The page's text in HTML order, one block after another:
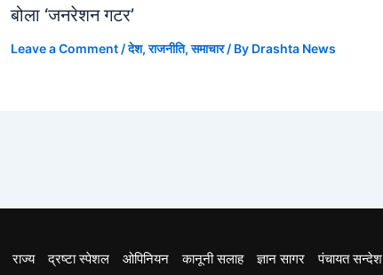
बोला ‘जनरेशन गटर’
Leave a Comment /देश,राजनीति,समाचार/ By Drashta News
राज्य द्रष्टा स्पेशल ओपिनियन कानूनी सलाह ज्ञान सागर पंचायत सन्देश